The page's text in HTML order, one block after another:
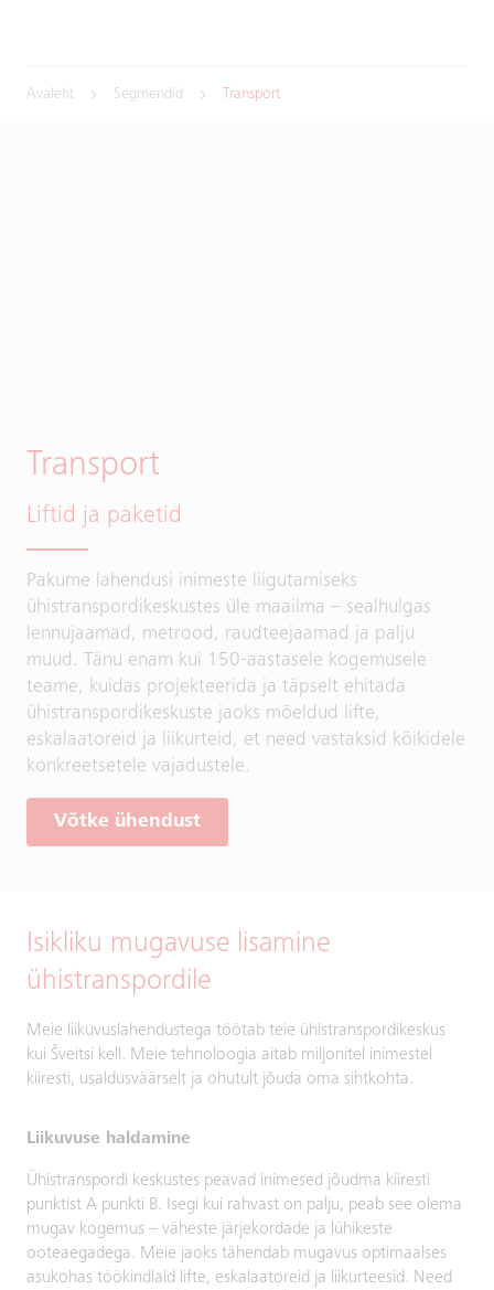
Avaleht Segmendid Transport
Transport
Liftid ja paketid
Pakume lahendusi inimeste liigutamiseks
ühistranspordikeskustes üle maailma – sealhulgas
lennujaamad, metrood, raudteejaamad ja palju
muud. Tänu enam kui 150-aastasele kogemusele
teame, kuidas projekteerida ja täpselt ehitada
ühistranspordikeskuste jaoks mõeldud lifte,
eskalaatoreid ja liikurteid, et need vastaksid kõikidele
konkreetsetele vajadustele.
Võtke ühendust
Isikliku mugavuse lisamine
ühistranspordile
Meie liikuvuslahendustega töötab teie ühistranspordikeskus
kui Šveitsi kell. Meie tehnoloogia aitab miljonitel inimestel
kiiresti, usaldusväärselt ja ohutult jõuda oma sihtkohta.
Liikuvuse haldamine
Ühistranspordi keskustes peavad inimesed jõudma kiiresti
punktist A punkti B. Isegi kui rahvast on palju, peab see olema
mugav kogemus – väheste järjekordade ja lühikeste
ooteaegadega. Meie jaoks tähendab mugavus optimaalses
asukohas töökindlaid lifte, eskalaatoreid ja liikurteesid. Need